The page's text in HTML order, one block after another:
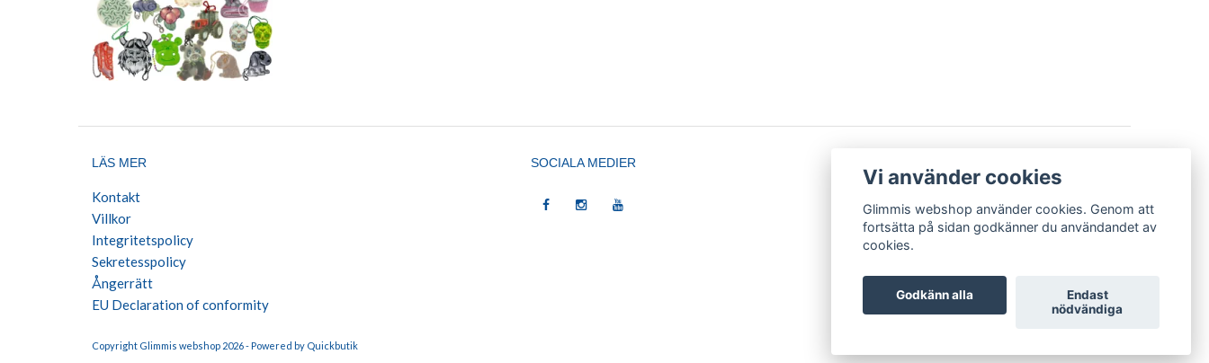
LÄS MER
Kontakt
Villkor
Integritetspolicy
Sekretesspolicy
Ångerrätt
EU Declaration of conformity
SOCIALA MEDIER
Copyright Glimmis webshop 2026 -Powered by Quickbutik
Vi använder cookies
Glimmis webshop använder cookies. Genom att
fortsätta på sidan godkänner du användandet av
cookies.
Godkänn alla
Endast
nödvändiga